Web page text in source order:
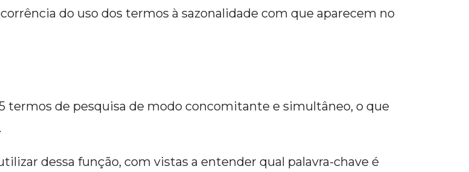
do uso dos termos à sazonalidade com que aparecem no
termos de pesquisa de modo concomitante e simultâneo, o que
dessa função, com vistas a entender qual palavra-chave é